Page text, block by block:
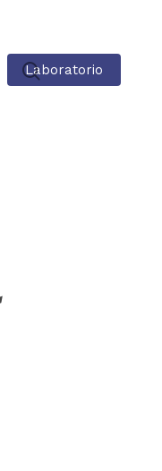
Laboratorio